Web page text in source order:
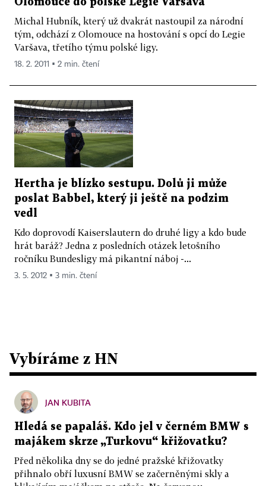
Olomouce do polské Legie Varšava
Michal Hubník, který už dvakrát nastoupil za národní
tým, odchází z Olomouce na hostování s opcí do Legie
Varšava, třetího týmu polské ligy.
18. 2. 2011 ▪ 2 min. čtení
Hertha je blízko sestupu. Dolů ji může
poslat Babbel, který ji ještě na podzim
vedl
Kdo doprovodí Kaiserslautern do druhé ligy a kdo bude
hrát baráž? Jedna z posledních otázek letošního
ročníku Bundesligy má pikantní náboj -...
3. 5. 2012 ▪ 3 min. čtení
Vybíráme z HN
JAN KUBITA
Hledá se papaláš. Kdo jel v černém BMW s
majákem skrze „Turkovu“ křižovatku?
Před několika dny se do jedné pražské křižovatky
přihnalo obří luxusní BMW se začerněnými skly a